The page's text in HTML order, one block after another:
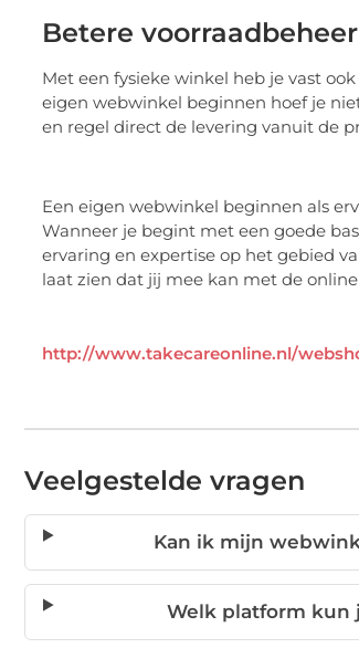
Betere voorraadbeheer
Met een fysieke winkel heb je vast
eigen webwinkel beginnen hoef je
en regel direct de levering vanuit de
Een eigen webwinkel beginnen als
Wanneer je begint met een goede
ervaring en expertise op het gebied
laat zien dat jij mee kan met de
http://www.takecareonline.nl/
Veelgestelde vragen
Kan ik mijn
Welk platform kun